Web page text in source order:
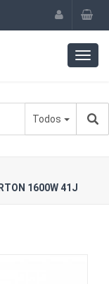
Todos
1600W 41J